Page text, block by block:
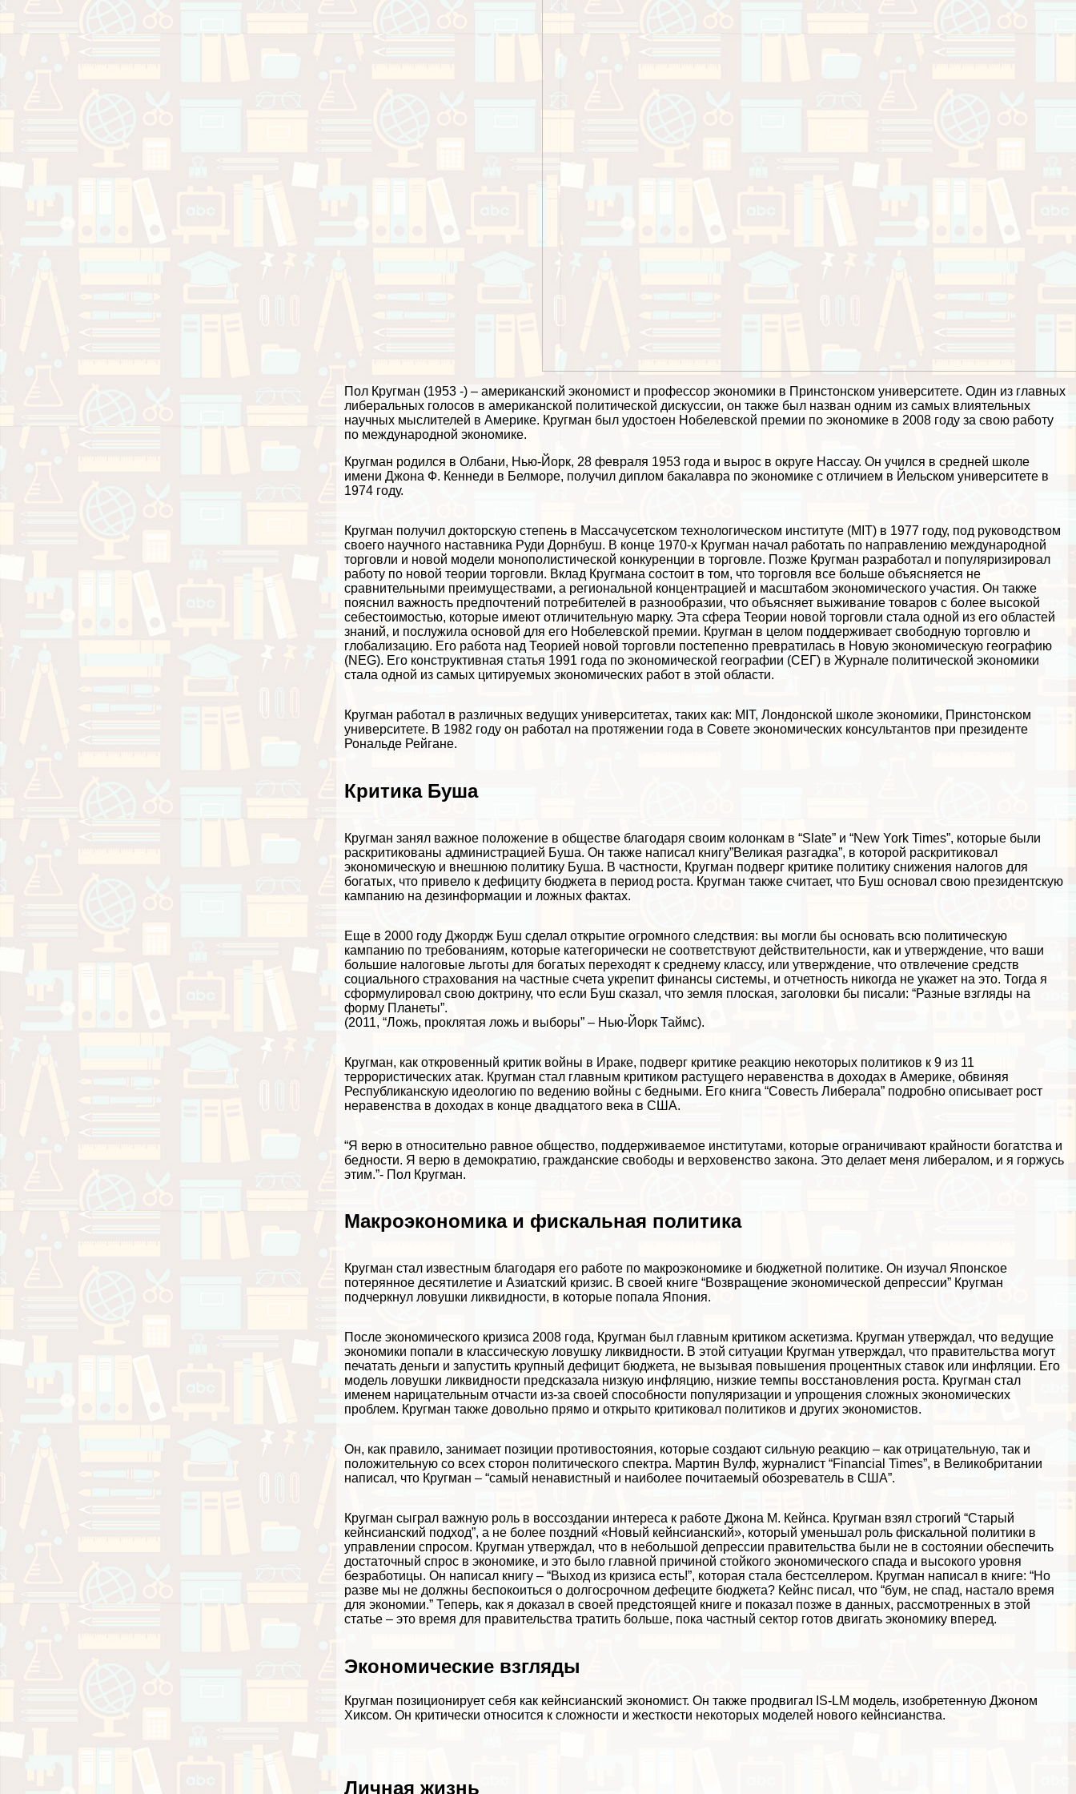
Пол Кругман (1953 -) – американский экономист и профессор экономики в Принстонском университете. Один из главных
либеральных голосов в американской политической дискуссии, он также был назван одним из самых влиятельных
научных мыслителей в Америке. Кругман был удостоен Нобелевской премии по экономике в 2008 году за свою работу
по международной экономике.
Кругман родился в Олбани, Нью-Йорк, 28 февраля 1953 года и вырос в округе Нассау. Он учился в средней школе
имени Джона Ф. Кеннеди в Белморе, получил диплом бакалавра по экономике с отличием в Йельском университете в
1974 году.
Кругман получил докторскую степень в Массачусетском технологическом институте (MIT) в 1977 году, под руководством
своего научного наставника Руди Дорнбуш. В конце 1970-х Кругман начал работать по направлению международной
торговли и новой модели монополистической конкуренции в торговле. Позже Кругман разработал и популяризировал
работу по новой теории торговли. Вклад Кругмана состоит в том, что торговля все больше объясняется не
сравнительными преимуществами, а региональной концентрацией и масштабом экономического участия. Он также
пояснил важность предпочтений потребителей в разнообразии, что объясняет выживание товаров с более высокой
себестоимостью, которые имеют отличительную марку. Эта сфера Теории новой торговли стала одной из его областей
знаний, и послужила основой для его Нобелевской премии. Кругман в целом поддерживает свободную торговлю и
глобализацию. Его работа над Теорией новой торговли постепенно превратилась в Новую экономическую географию
(NEG). Его конструктивная статья 1991 года по экономической географии (СЕГ) в Журнале политической экономики
стала одной из самых цитируемых экономических работ в этой области.
Кругман работал в различных ведущих университетах, таких как: MIT, Лондонской школе экономики, Принстонском
университете. В 1982 году он работал на протяжении года в Совете экономических консультантов при президенте
Рональде Рейгане.
Критика Буша
Кругман занял важное положение в обществе благодаря своим колонкам в “Slate” и “New York Times”, которые были
раскритикованы администрацией Буша. Он также написал книгу”Великая разгадка”, в которой раскритиковал
экономическую и внешнюю политику Буша. В частности, Кругман подверг критике политику снижения налогов для
богатых, что привело к дефициту бюджета в период роста. Кругман также считает, что Буш основал свою президентскую
кампанию на дезинформации и ложных фактах.
Еще в 2000 году Джордж Буш сделал открытие огромного следствия: вы могли бы основать всю политическую
кампанию по требованиям, которые категорически не соответствуют действительности, как и утверждение, что ваши
большие налоговые льготы для богатых переходят к среднему классу, или утверждение, что отвлечение средств
социального страхования на частные счета укрепит финансы системы, и отчетность никогда не укажет на это. Тогда я
сформулировал свою доктрину, что если Буш сказал, что земля плоская, заголовки бы писали: “Разные взгляды на
форму Планеты”.
(2011, “Ложь, проклятая ложь и выборы” – Нью-Йорк Таймс).
Кругман, как откровенный критик войны в Иpaке, подверг критике реакцию некоторых политиков к 9 из 11
террористических атак. Кругман стал главным критиком растущего неравенства в доходах в Америке, обвиняя
Республиканскую идеологию по ведению войны с бедными. Его книга “Совесть Либерала” подробно описывает рост
неравенства в доходах в конце двадцатого века в США.
“Я верю в относительно равное общество, поддерживаемое институтами, которые ограничивают крайности богатства и
бедности. Я верю в демократию, гражданские свободы и верховенство закона. Это делает меня либералом, и я горжусь
этим.”- Пол Кругман.
Макроэкономика и фискальная политика
Кругман стал известным благодаря его работе по макроэкономике и бюджетной политике. Он изучал Японское
потерянное десятилетие и Азиатский кризис. В своей книге “Возвращение экономической депрессии” Кругман
подчеркнул ловушки ликвидности, в которые попала Япония.
После экономического кризиса 2008 года, Кругман был главным критиком аскетизма. Кругман утверждал, что ведущие
экономики попали в классическую ловушку ликвидности. В этой ситуации Кругман утверждал, что правительства могут
печатать деньги и запустить крупный дефицит бюджета, не вызывая повышения процентных ставок или инфляции. Его
модель ловушки ликвидности предсказала низкую инфляцию, низкие темпы восстановления роста. Кругман стал
именем нарицательным отчасти из-за своей способности популяризации и упрощения сложных экономических
проблем. Кругман также довольно прямо и открыто критиковал политиков и других экономистов.
Он, как правило, занимает позиции противостояния, которые создают сильную реакцию – как отрицательную, так и
положительную со всех сторон политического спектра. Мартин Вулф, журналист “Financial Times”, в Великобритании
написал, что Кругман – “самый ненавистный и наиболее почитаемый обозреватель в США”.
Кругман сыграл важную роль в воссоздании интереса к работе Джона М. Кейнса. Кругман взял строгий “Старый
кейнсианский подход”, а не более поздний «Новый кейнсианский», который уменьшал роль фискальной политики в
управлении спросом. Кругман утверждал, что в небольшой депрессии правительства были не в состоянии обеспечить
достаточный спрос в экономике, и это было главной причиной стойкого экономического спада и высокого уровня
безработицы. Он написал книгу – “Выход из кризиса есть!”, которая стала бестселлером. Кругман написал в книге: “Но
разве мы не должны беспокоиться о долгосрочном дефеците бюджета? Кейнс писал, что “бум, не спад, настало время
для экономии.” Теперь, как я доказал в своей предстоящей книге и показал позже в данных, рассмотренных в этой
статье – это время для правительства тратить больше, пока частный сектор готов двигать экономику вперед.
Экономические взгляды
Кругман позиционирует себя как кейнсианский экономист. Он также продвигал IS-LM модель, изобретенную Джоном
Хиксом. Он критически относится к сложности и жесткости некоторых моделей нового кейнсианства.
Личная жизнь